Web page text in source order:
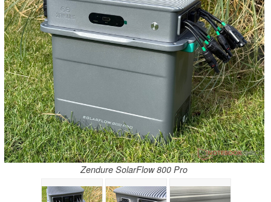
Zendure SolarFlow 800 Pro